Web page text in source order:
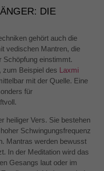
DIE
gehört auch die
vedischen Mantren, die
Schöpfung einstimmt.
zum Beispiel des Laxmi
mit der Quelle. Eine
für
heiliger Vers. Sie bestehen
Schwingungsfrequenz
Mantras werden bewusst
In der Meditation wird das
Gesangs laut oder im